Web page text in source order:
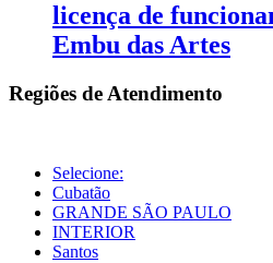
licença de
Embu das Artes
Regiões de Atendimento
Selecione:
Cubatão
GRANDE SÃO PAULO
INTERIOR
Santos